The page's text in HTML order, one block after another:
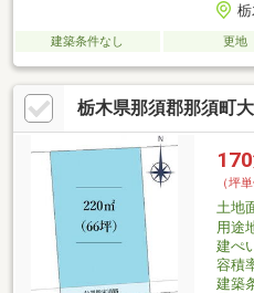
建築条件なし 更地
栃木県那須郡那須町
170
（坪
土地
用途
建ぺ
容積
建築